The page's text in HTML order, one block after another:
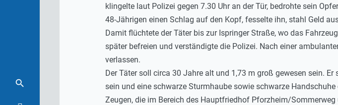
klingelte laut Polizei gegen 7.30 Uhr an der Tür, bedrohte sein
48-Jährigen einen Schlag auf den Kopf, fesselte ihn, stahl Geld
Damit flüchtete der Täter bis zur Ispringer Straße, wo das
später befreien und verständigte die Polizei. Nach einer
verlassen.
Der Täter soll circa 30 Jahre alt und 1,73 m groß gewesen sein.
sein und eine schwarze Sturmhaube sowie schwarze
Zeugen, die im Bereich des Hauptfriedhof Pforzheim/